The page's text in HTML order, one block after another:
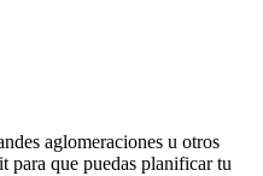
aglomeraciones u otros
para que puedas planificar tu